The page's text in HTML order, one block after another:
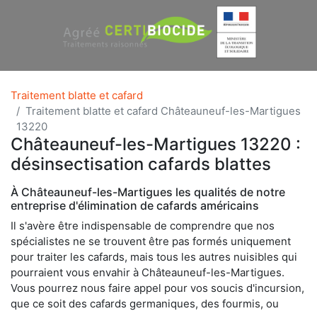
Traitement blatte et cafard
Traitement blatte et cafard Châteauneuf-les-Martigues
13220
Châteauneuf-les-Martigues 13220 :
désinsectisation cafards blattes
À Châteauneuf-les-Martigues les qualités de notre
entreprise d'élimination de cafards américains
Il s'avère être indispensable de comprendre que nos
spécialistes ne se trouvent être pas formés uniquement
pour traiter les cafards, mais tous les autres nuisibles qui
pourraient vous envahir à Châteauneuf-les-Martigues.
Vous pourrez nous faire appel pour vos soucis d'incursion,
que ce soit des cafards germaniques, des fourmis, ou